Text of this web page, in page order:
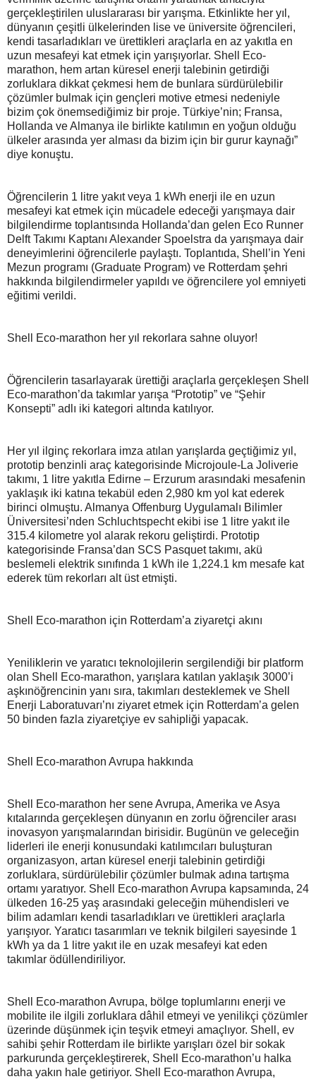
gerçekleştirilen uluslararası bir yarışma. Etkinlikte her yıl,
dünyanın çeşitli ülkelerinden lise ve üniversite öğrencileri,
kendi tasarladıkları ve ürettikleri araçlarla en az yakıtla en
uzun mesafeyi kat etmek için yarışıyorlar. Shell Eco-
marathon, hem artan küresel enerji talebinin getirdiği
zorluklara dikkat çekmesi hem de bunlara sürdürülebilir
çözümler bulmak için gençleri motive etmesi nedeniyle
bizim çok önemsediğimiz bir proje. Türkiye’nin; Fransa,
Hollanda ve Almanya ile birlikte katılımın en yoğun olduğu
ülkeler arasında yer alması da bizim için bir gurur kaynağı”
diye konuştu.
Öğrencilerin 1 litre yakıt veya 1 kWh enerji ile en uzun
mesafeyi kat etmek için mücadele edeceği yarışmaya dair
bilgilendirme toplantısında Hollanda’dan gelen Eco Runner
Delft Takımı Kaptanı Alexander Spoelstra da yarışmaya dair
deneyimlerini öğrencilerle paylaştı. Toplantıda, Shell’in Yeni
Mezun programı (Graduate Program) ve Rotterdam şehri
hakkında bilgilendirmeler yapıldı ve öğrencilere yol emniyeti
eğitimi verildi.
Shell Eco-marathon her yıl rekorlara sahne oluyor!
Öğrencilerin tasarlayarak ürettiği araçlarla gerçekleşen Shell
Eco-marathon’da takımlar yarışa “Prototip” ve “Şehir
Konsepti” adlı iki kategori altında katılıyor.
Her yıl ilginç rekorlara imza atılan yarışlarda geçtiğimiz yıl,
prototip benzinli araç kategorisinde Microjoule-La Joliverie
takımı, 1 litre yakıtla Edirne – Erzurum arasındaki mesafenin
yaklaşık iki katına tekabül eden 2,980 km yol kat ederek
birinci olmuştu. Almanya Offenburg Uygulamalı Bilimler
Üniversitesi’nden Schluchtspecht ekibi ise 1 litre yakıt ile
315.4 kilometre yol alarak rekoru geliştirdi. Prototip
kategorisinde Fransa’dan SCS Pasquet takımı, akü
beslemeli elektrik sınıfında 1 kWh ile 1,224.1 km mesafe kat
ederek tüm rekorları alt üst etmişti.
Shell Eco-marathon için Rotterdam’a ziyaretçi akını
Yeniliklerin ve yaratıcı teknolojilerin sergilendiği bir platform
olan Shell Eco-marathon, yarışlara katılan yaklaşık 3000’i
aşkınöğrencinin yanı sıra, takımları desteklemek ve Shell
Enerji Laboratuvarı’nı ziyaret etmek için Rotterdam’a gelen
50 binden fazla ziyaretçiye ev sahipliği yapacak.
Shell Eco-marathon Avrupa hakkında
Shell Eco-marathon her sene Avrupa, Amerika ve Asya
kıtalarında gerçekleşen dünyanın en zorlu öğrenciler arası
inovasyon yarışmalarından birisidir. Bugünün ve geleceğin
liderleri ile enerji konusundaki katılımcıları buluşturan
organizasyon, artan küresel enerji talebinin getirdiği
zorluklara, sürdürülebilir çözümler bulmak adına tartışma
ortamı yaratıyor. Shell Eco-marathon Avrupa kapsamında, 24
ülkeden 16-25 yaş arasındaki geleceğin mühendisleri ve
bilim adamları kendi tasarladıkları ve ürettikleri araçlarla
yarışıyor. Yaratıcı tasarımları ve teknik bilgileri sayesinde 1
kWh ya da 1 litre yakıt ile en uzak mesafeyi kat eden
takımlar ödüllendiriliyor.
Shell Eco-marathon Avrupa, bölge toplumlarını enerji ve
mobilite ile ilgili zorluklara dâhil etmeyi ve yenilikçi çözümler
üzerinde düşünmek için teşvik etmeyi amaçlıyor. Shell, ev
sahibi şehir Rotterdam ile birlikte yarışları özel bir sokak
parkurunda gerçekleştirerek, Shell Eco-marathon’u halka
daha yakın hale getiriyor. Shell Eco-marathon Avrupa,